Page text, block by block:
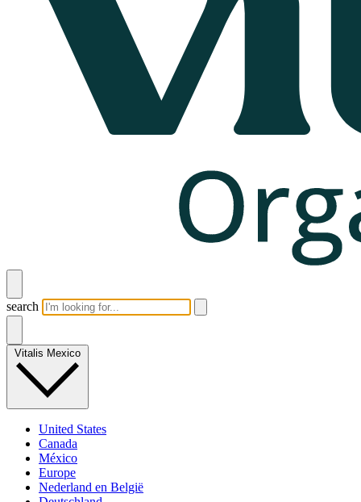
search
Vitalis Mexico
United States
Canada
México
Europe
Nederland en België